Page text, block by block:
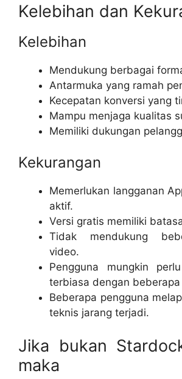
Kelebihan dan
Kelebihan
Mendukung berbagai
Antarmuka yang ramah
Kecepatan konversi yang
Mampu menjaga kualitas
Memiliki dukungan
Kekurangan
Memerlukan langganan
aktif.
Versi gratis memiliki
Tidak mendukung
video.
Pengguna mungkin
terbiasa dengan
Beberapa pengguna
teknis jarang terjadi.
Jika bukan
maka